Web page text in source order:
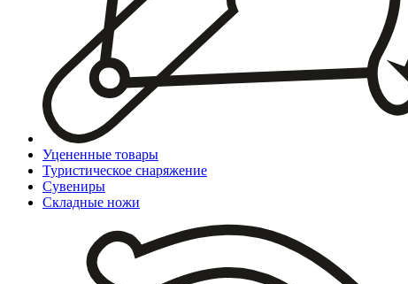
Уцененные товары
Туристическое снаряжение
Сувениры
Складные ножи